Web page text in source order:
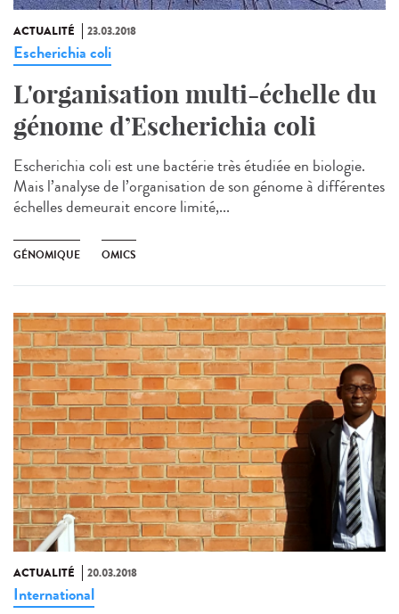
ACTUALITÉ 23.03.2018
Escherichia coli
L'organisation multi-échelle du
génome d’Escherichia coli
Escherichia coli est une bactérie très étudiée en biologie.
Mais l’analyse de l’organisation de son génome à différentes
échelles demeurait encore limité,...
GÉNOMIQUE OMICS
ACTUALITÉ 20.03.2018
International